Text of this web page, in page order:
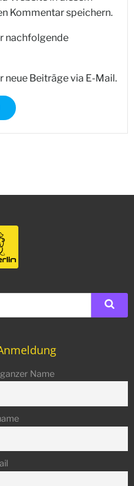
Kommentar speichern.
nachfolgende
Beiträge via E-Mail.
Name